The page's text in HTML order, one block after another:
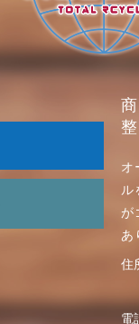
オ
ル
が
あ
住
電